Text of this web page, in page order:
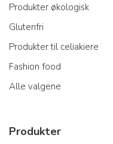
Produkter økologisk
Glutenfri
Produkter til celiakiere
Fashion food
Alle valgene
Produkter